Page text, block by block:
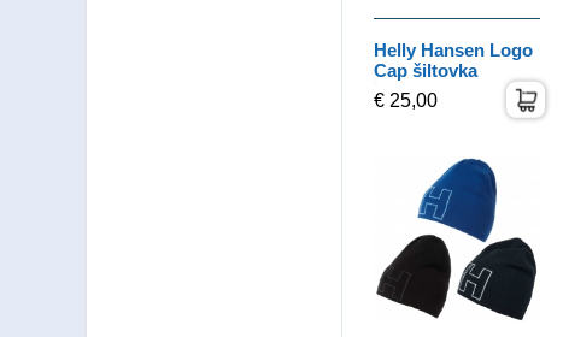
Helly Hansen Logo
Cap šiltovka
€ 25,00